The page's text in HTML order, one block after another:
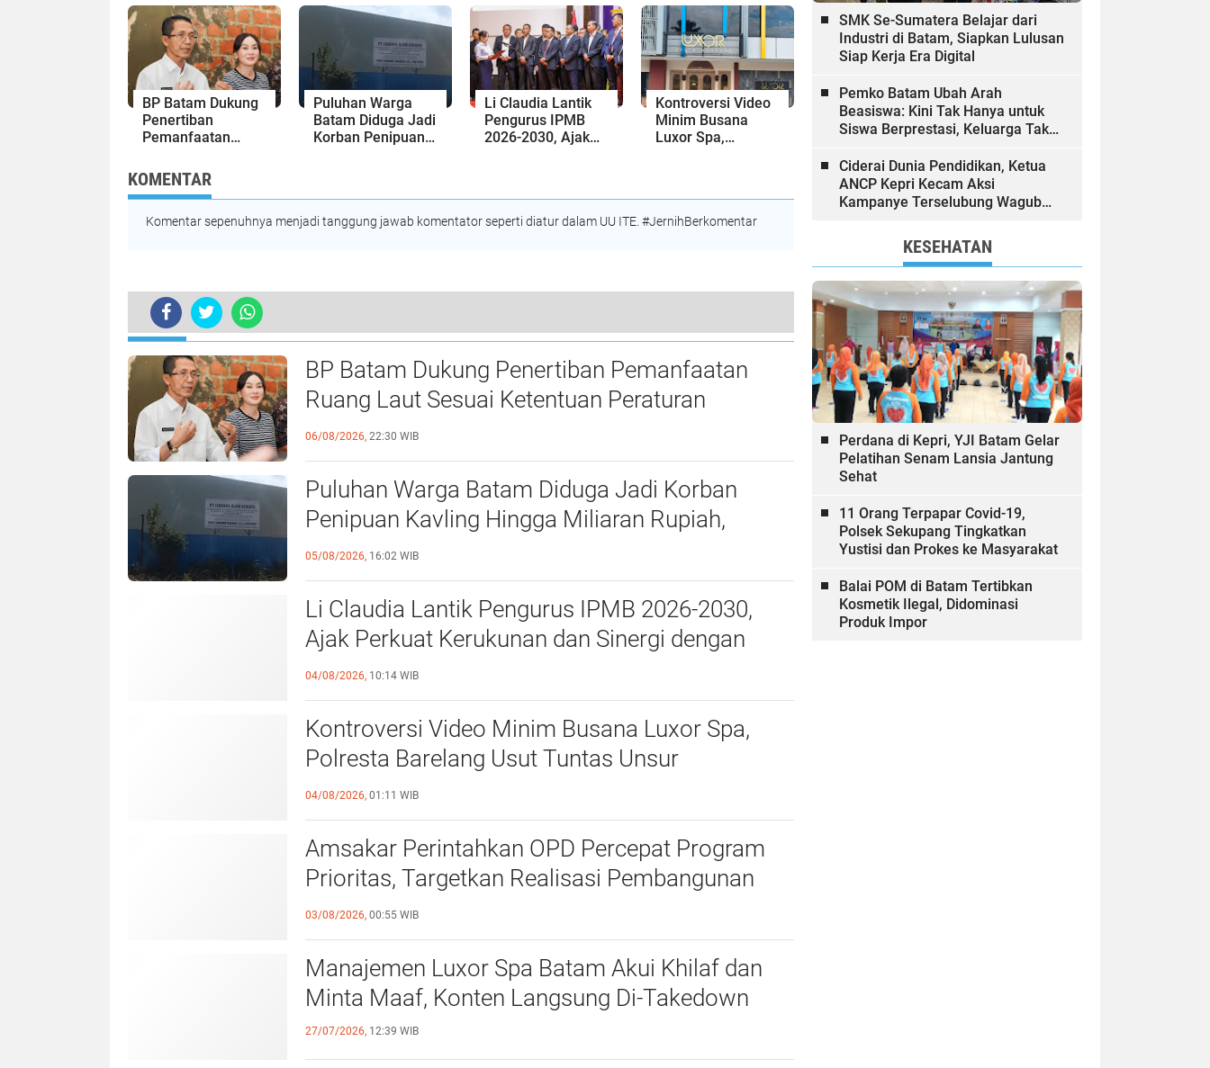
Rekayasa Lalu
Lintasnya
Siap Kerja Era
hingga Ratusan
juta Rupiah
BP Batam Dukung
Penertiban
Pemanfaatan
Ketentuan
Peraturan
Perundang-
undangan
Puluhan Warga
Batam Diduga Jadi
Korban Penipuan
Kepri Jalan di
Tempat?
Li Claudia Lantik
Pengurus IPMB
2026-2030, Ajak
Batam
Kontroversi Video
Minim Busana
Luxor Spa,
Hukum
KOMENTAR
Komentar sepenuhnya menjadi tanggung jawab komentator seperti diatur dalam UU ITE. #JernihBerkomentar
Ketua Umum HIPKI Ady Indra Pawennari Ditangkap Polisi Kasus Dugaan Penipuan Pematangan Lahan di Bintan
TERKINI
BP Batam Dukung Penertiban Pemanfaatan
Ruang Laut Sesuai Ketentuan Peraturan
Perundang-undangan
06/08/2026, 22:30 WIB
Puluhan Warga Batam Diduga Jadi Korban
Penipuan Kavling Hingga Miliaran Rupiah,
Laporan ke Polda Kepri Jalan di Tempat?
05/08/2026, 16:02 WIB
Li Claudia Lantik Pengurus IPMB 2026-2030,
Ajak Perkuat Kerukunan dan Sinergi dengan
Pemko Batam
04/08/2026, 10:14 WIB
Kontroversi Video Minim Busana Luxor Spa,
Polresta Barelang Usut Tuntas Unsur
Pelanggaran Hukum
04/08/2026, 01:11 WIB
Amsakar Perintahkan OPD Percepat Program
Prioritas, Targetkan Realisasi Pembangunan
Lampaui 50 Persen
03/08/2026, 00:55 WIB
Manajemen Luxor Spa Batam Akui Khilaf dan
Minta Maaf, Konten Langsung Di-Takedown
27/07/2026, 12:39 WIB
SMK Se-Sumatera Belajar dari
Industri di Batam, Siapkan Lulusan
Siap Kerja Era Digital
Pemko Batam Ubah Arah
Beasiswa: Kini Tak Hanya untuk
Siswa Berprestasi, Keluarga Tak
Dibiayai
Ciderai Dunia Pendidikan, Ketua
ANCP Kepri Kecam Aksi
Kampanye Terselubung Wagub
KESEHATAN
Perdana di Kepri, YJI Batam Gelar
Pelatihan Senam Lansia Jantung
Sehat
11 Orang Terpapar Covid-19,
Polsek Sekupang Tingkatkan
Yustisi dan Prokes ke Masyarakat
Balai POM di Batam Tertibkan
Kosmetik Ilegal, Didominasi
Produk Impor